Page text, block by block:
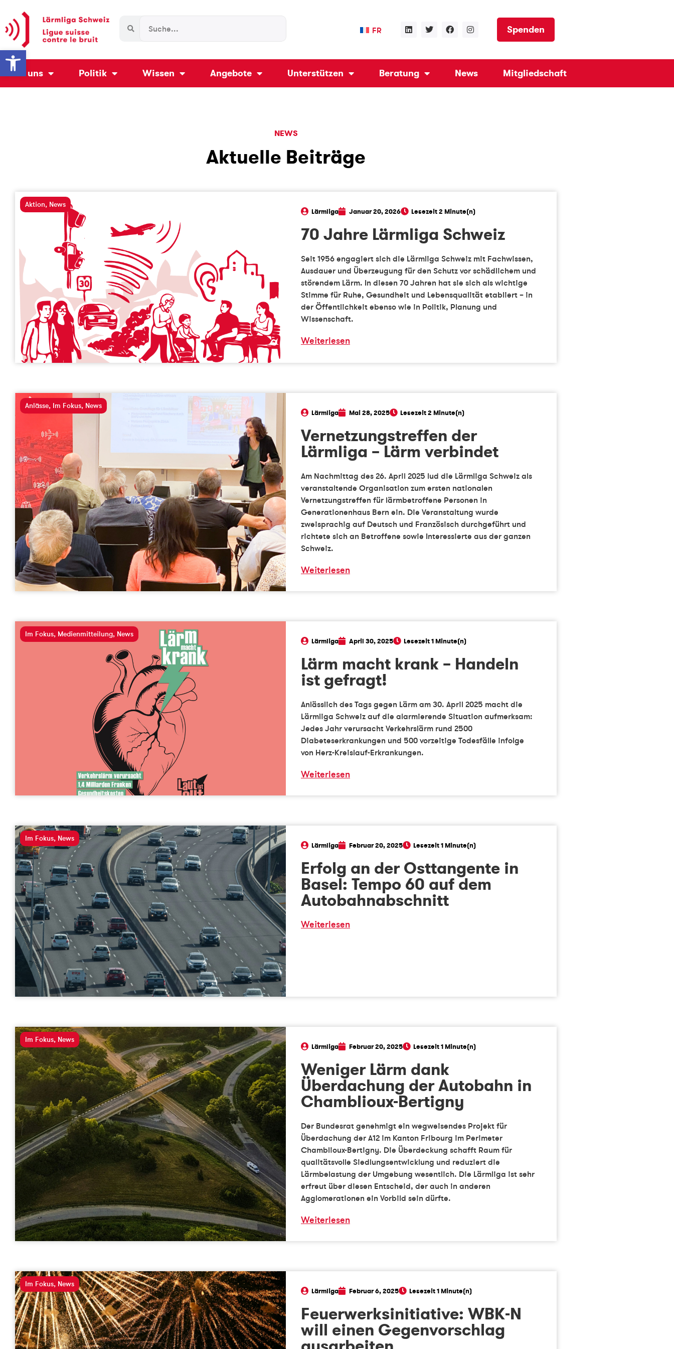
Werkzeugleiste öffnen
FR Spenden
Über uns Politik Wissen Angebote Unterstützen Beratung News Mitgliedschaft
NEWS
Aktuelle Beiträge
Aktion, News
Lärmliga Januar 20, 2026
70 Jahre Lärmliga Schweiz
Seit 1956 engagiert sich die Lärmliga Schweiz mit Fachwissen,
Ausdauer und Überzeugung für den Schutz vor schädlichem und
störendem Lärm. In diesen 70 Jahren hat sie sich als wichtige
Stimme für Ruhe, Gesundheit und Lebensqualität etabliert – in
der Öffentlichkeit ebenso wie in Politik, Planung und
Wissenschaft.
Weiterlesen
Anlässe, Im Fokus, News
Lärmliga Mai 28, 2025
Vernetzungstreffen der
Lärmliga – Lärm verbindet
Am Nachmittag des 26. April 2025 lud die Lärmliga Schweiz als
veranstaltende Organisation zum ersten nationalen
Vernetzungstreffen für lärmbetroffene Personen in
Generationenhaus Bern ein. Die Veranstaltung wurde
zweisprachig auf Deutsch und Französisch durchgeführt und
richtete sich an Betroffene sowie Interessierte aus der ganzen
Schweiz.
Weiterlesen
Im Fokus, Medienmitteilung, News
Lärmliga April 30, 2025
Lärm macht krank – Handeln
ist gefragt!
Anlässlich des Tags gegen Lärm am 30. April 2025 macht die
Lärmliga Schweiz auf die alarmierende Situation aufmerksam:
Jedes Jahr verursacht Verkehrslärm rund 2500
Diabeteserkrankungen und 500 vorzeitige Todesfälle infolge
von Herz-Kreislauf-Erkrankungen.
Weiterlesen
Im Fokus, News
Lärmliga Februar 20, 2025
Erfolg an der Osttangente in
Basel: Tempo 60 auf dem
Autobahnabschnitt
Weiterlesen
Im Fokus, News
Lärmliga Februar 20, 2025
Weniger Lärm dank
Überdachung der Autobahn in
Chamblioux-Bertigny
Der Bundesrat genehmigt ein wegweisendes Projekt für
Überdachung der A12 im Kanton Fribourg im Perimeter
Chamblioux-Bertigny. Die Überdeckung schafft Raum für
qualitätsvolle Siedlungsentwicklung und reduziert die
Lärmbelastung der Umgebung wesentlich. Die Lärmliga ist sehr
erfreut über diesen Entscheid, der auch in anderen
Agglomerationen ein Vorbild sein dürfte.
Weiterlesen
Im Fokus, News
Lärmliga Februar 6, 2025
Feuerwerksinitiative: WBK-N
will einen Gegenvorschlag